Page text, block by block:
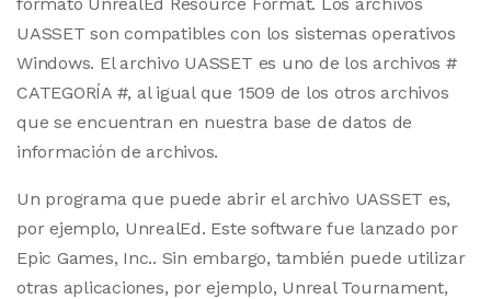
UASSET son compatibles con los sistemas operativos
Windows. El archivo UASSET es uno de los archivos #
CATEGORÍA #, al igual que 1509 de los otros archivos
que se encuentran en nuestra base de datos de
información de archivos.
Un programa que puede abrir el archivo UASSET es,
por ejemplo, UnrealEd. Este software fue lanzado por
Epic Games, Inc.. Sin embargo, también puede utilizar
otras aplicaciones, por ejemplo, Unreal Tournament,